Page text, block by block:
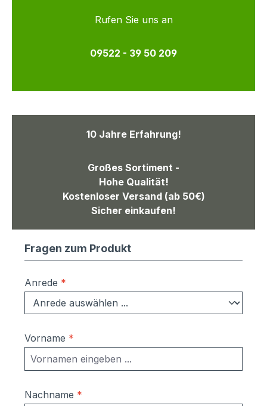
Rufen Sie uns an
09522 - 39 50 209
10 Jahre Erfahrung!
Großes Sortiment -
Hohe Qualität!
Kostenloser Versand (ab 50€)
Sicher einkaufen!
Fragen zum Produkt
Anrede *
Vorname *
Nachname *